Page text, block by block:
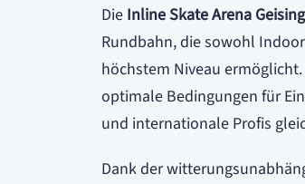
Die Inline Skate Arena
Rundbahn, die sowohl
höchstem Niveau
optimale Bedingungen für
und internationale Profis
Dank der